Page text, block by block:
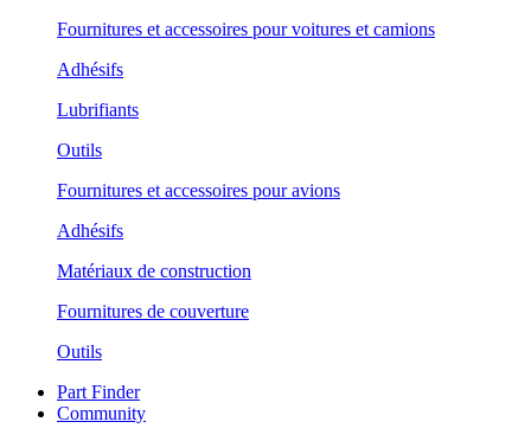
Fournitures et accessoires pour voitures et camions
Adhésifs
Lubrifiants
Outils
Fournitures et accessoires pour avions
Adhésifs
Matériaux de construction
Fournitures de couverture
Outils
Part Finder
Community